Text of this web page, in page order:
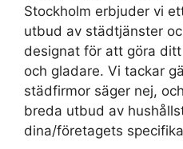
Stockholm erbjuder vi
utbud av städtjänster
designat för att göra
och gladare. Vi tackar
städfirmor säger nej,
breda utbud av
dina/företagets